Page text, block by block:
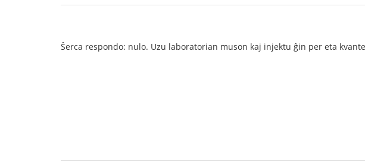
Ŝerca respondo: nulo. Uzu laboratorian muson kaj injektu ĝin per eta